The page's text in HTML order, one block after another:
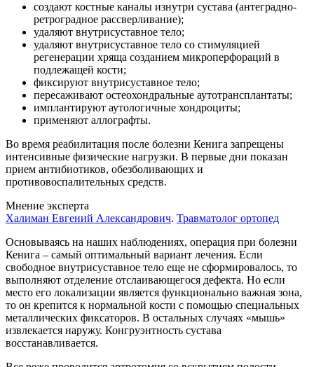
создают костные каналы изнутри сустава (антеградно-
ретроградное рассверливание);
удаляют внутрисуставное тело;
удаляют внутрисуставное тело со стимуляцией
регенерации хряща созданием микроперфораций в
подлежащей кости;
фиксируют внутрисуставное тело;
пересаживают остеохондральные аутотрансплантаты;
имплантируют аутологичные хондроциты;
применяют аллографты.
Во время реабилитация после болезни Кенига запрещены
интенсивные физические нагрузки. В первые дни показан
прием антибиотиков, обезболивающих и
противовоспалительных средств.
Мнение эксперта
Халиман Евгений Александрович. Травматолог ортопед
Основываясь на наших наблюдениях, операция при болезни
Кенига – самый оптимальный вариант лечения. Если
свободное внутрисуставное тело еще не сформировалось, то
выполняют отделение отслаивающегося дефекта. Но если
место его локализации является функционально важная зона,
то он крепится к нормальной кости с помощью специальных
металлических фиксаторов. В остальных случаях «мышь»
извлекается наружу. Конгруэнтность сустава
восстанавливается.